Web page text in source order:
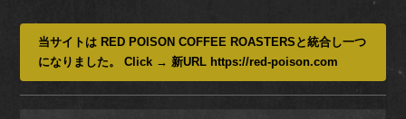
当サイトは RED POISON COFFEE ROASTERSと統合し一つ
になりました。 Click → 新URL https://red-poison.com